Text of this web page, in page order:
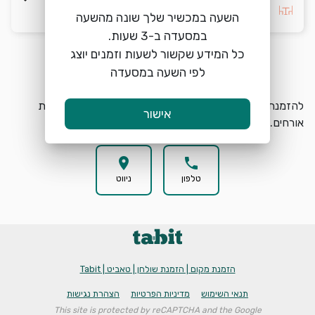
search הזמנת מקום
להזמנת מקום בVivino ביתן אהרון בחרו תאריך, שעה וכמות
אורחים.
phone
טלפון
location_on
ניווט
הזמנת מקום | הזמנת שולחן | טאביט | Tabit
תנאי השימוש מדיניות הפרטיות הצהרת נגישות
This site is protected by reCAPTCHA and the Google
השעה במכשיר שלך שונה מהשעה
כל המידע שקשור לשעות וזמנים יוצג
לפי השעה במסעדה
אישור